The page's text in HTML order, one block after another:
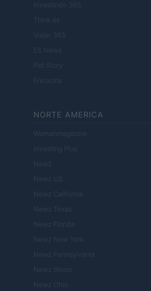
Investindo 365
Think.es
Viajar 365
ES Newz
Pet Story
Encocina
NORTE AMERICA
Womanmagazine
Investing Plus
Newz
Newz US
Newz California
Newz Texas
Newz Florida
Newz New York
Newz Pennsylvania
Newz Illinois
Newz Ohio